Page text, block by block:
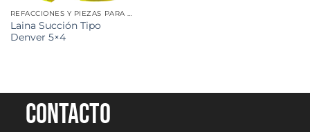
REFACCIONES Y PIEZAS PARA MINERÍA
Laina Succión Tipo
Denver 5×4
Contacto